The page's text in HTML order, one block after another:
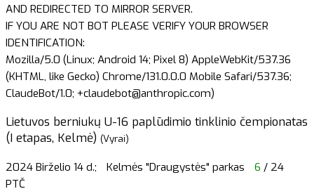
AND REDIRECTED TO MIRROR SERVER.
IF YOU ARE NOT BOT PLEASE VERIFY YOUR BROWSER
IDENTIFICATION:
Mozilla/5.0 (Linux; Android 14; Pixel 8) AppleWebKit/537.36
(KHTML, like Gecko) Chrome/131.0.0.0 Mobile Safari/537.36;
ClaudeBot/1.0; +claudebot@anthropic.com)
Lietuvos berniukų U-16 paplūdimio tinklinio čempionatas
(I etapas, Kelmė) (Vyrai)
2024 Birželio 14 d.; Kelmės "Draugystės" parkas 6 / 24
PTČ